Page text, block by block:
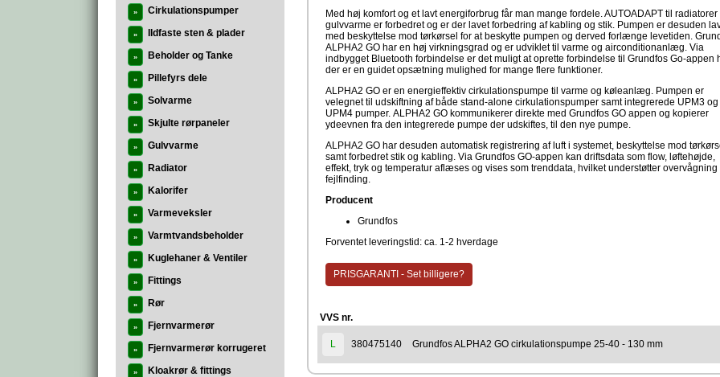
» Cirkulationspumper
» Ildfaste sten & plader
» Beholder og Tanke
» Pillefyrs dele
» Solvarme
» Skjulte rørpaneler
» Gulvvarme
» Radiator
» Kalorifer
» Varmeveksler
» Varmtvandsbeholder
» Kuglehaner & Ventiler
» Fittings
» Rør
» Fjernvarmerør
» Fjernvarmerør korrugeret
» Kloakrør & fittings
Med høj komfort og et lavt energiforbrug får man mange fordele. AUTOADAPT til radiatorer
gulvvarme er forbedret og er der lavet forbedring af kabling og stik. Pumpen er desuden
med beskyttelse mod tørkørsel for at beskytte pumpen og derved forlænge levetiden.
ALPHA2 GO har en høj virkningsgrad og er udviklet til varme og airconditionanlæg. Via
indbygget Bluetooth forbindelse er det muligt at oprette forbindelse til Grundfos Go-appen
der er en guidet opsætning mulighed for mange flere funktioner.
ALPHA2 GO er en energieffektiv cirkulationspumpe til varme og køleanlæg. Pumpen er
velegnet til udskiftning af både stand-alone cirkulationspumper samt integrerede UPM3 og
UPM4 pumper. ALPHA2 GO kommunikerer direkte med Grundfos GO appen og kopierer
ydeevnen fra den integrerede pumpe der udskiftes, til den nye pumpe.
ALPHA2 GO har desuden automatisk registrering af luft i systemet, beskyttelse mod
samt forbedret stik og kabling. Via Grundfos GO-appen kan driftsdata som flow, løftehøjde,
effekt, tryk og temperatur aflæses og vises som trenddata, hvilket understøtter overvågning
fejlfinding.
Producent
Grundfos
Forventet leveringstid: ca. 1-2 hverdage
PRISGARANTI - Set billigere?
VVS nr.
L 380475140 Grundfos ALPHA2 GO cirkulationspumpe 25-40 - 130 mm